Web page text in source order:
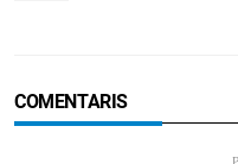
COMENTARIS